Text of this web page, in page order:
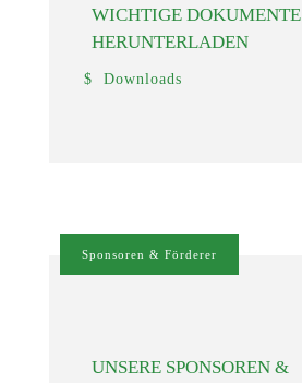
WICHTIGE DOKUMENTE
HERUNTERLADEN
Downloads
Sponsoren & Förderer
UNSERE SPONSOREN &